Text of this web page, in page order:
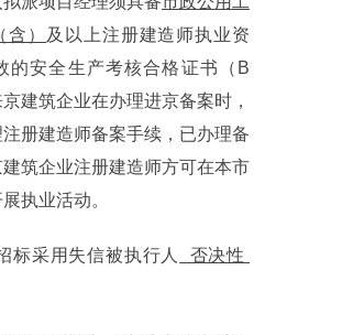
）
及以上注册建造师执业资
的安全生产考核合格证书（B
建筑企业在办理进京备案时，
册建造师备案手续，已办理备
筑企业注册建造师方可在本市
执业活动。
标采用失信被执行人
否决性